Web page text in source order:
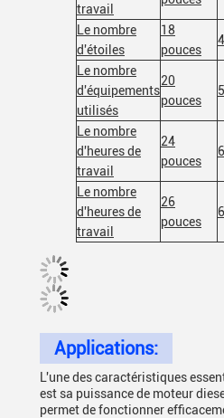
travail
Le nombre
d'étoiles
18
pouces
Le nombre
d'équipements
utilisés
20
pouces
Le nombre
d'heures de
travail
24
pouces
Le nombre
d'heures de
travail
26
pouces
Applications:
L'une des caractéristiques
est sa puissance de moteur
permet de fonctionner